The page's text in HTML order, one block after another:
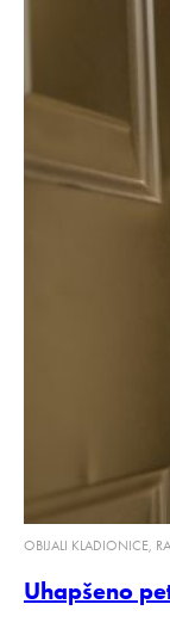
OBIJALI KLADIONICE,
Uhapšeno